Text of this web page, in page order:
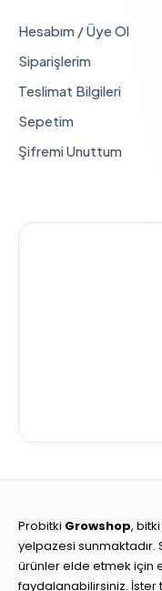
Hesabım / Üye Ol
Siparişlerim
Teslimat Bilgileri
Sepetim
Şifremi Unuttum
Probitki Growshop,
yelpazesi sunmaktadır.
ürünler elde etmek için
faydalanabilirsiniz. İster